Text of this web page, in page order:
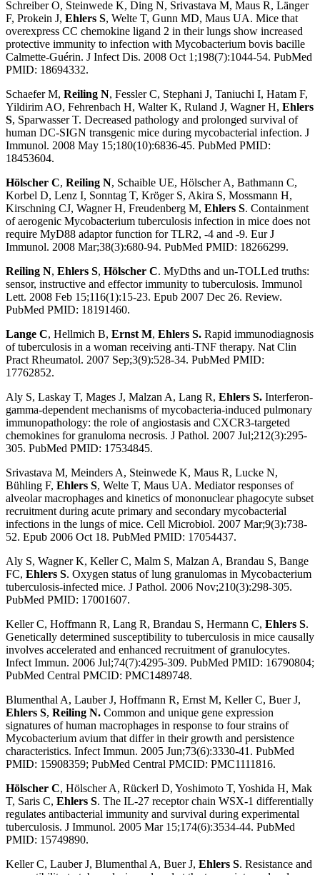
Schreiber O, Steinwede K, Ding N, Srivastava M, Maus R, Länger
F, Prokein J, Ehlers S, Welte T, Gunn MD, Maus UA. Mice that
overexpress CC chemokine ligand 2 in their lungs show increased
protective immunity to infection with Mycobacterium bovis bacille
Calmette-Guérin. J Infect Dis. 2008 Oct 1;198(7):1044-54. PubMed
PMID: 18694332.
Schaefer M, Reiling N, Fessler C, Stephani J, Taniuchi I, Hatam F,
Yildirim AO, Fehrenbach H, Walter K, Ruland J, Wagner H, Ehlers
S, Sparwasser T. Decreased pathology and prolonged survival of
human DC-SIGN transgenic mice during mycobacterial infection. J
Immunol. 2008 May 15;180(10):6836-45. PubMed PMID:
18453604.
Hölscher C, Reiling N, Schaible UE, Hölscher A, Bathmann C,
Korbel D, Lenz I, Sonntag T, Kröger S, Akira S, Mossmann H,
Kirschning CJ, Wagner H, Freudenberg M, Ehlers S. Containment
of aerogenic Mycobacterium tuberculosis infection in mice does not
require MyD88 adaptor function for TLR2, -4 and -9. Eur J
Immunol. 2008 Mar;38(3):680-94. PubMed PMID: 18266299.
Reiling N, Ehlers S, Hölscher C. MyDths and un-TOLLed truths:
sensor, instructive and effector immunity to tuberculosis. Immunol
Lett. 2008 Feb 15;116(1):15-23. Epub 2007 Dec 26. Review.
PubMed PMID: 18191460.
Lange C, Hellmich B, Ernst M, Ehlers S. Rapid immunodiagnosis
of tuberculosis in a woman receiving anti-TNF therapy. Nat Clin
Pract Rheumatol. 2007 Sep;3(9):528-34. PubMed PMID:
17762852.
Aly S, Laskay T, Mages J, Malzan A, Lang R, Ehlers S. Interferon-
gamma-dependent mechanisms of mycobacteria-induced pulmonary
immunopathology: the role of angiostasis and CXCR3-targeted
chemokines for granuloma necrosis. J Pathol. 2007 Jul;212(3):295-
305. PubMed PMID: 17534845.
Srivastava M, Meinders A, Steinwede K, Maus R, Lucke N,
Bühling F, Ehlers S, Welte T, Maus UA. Mediator responses of
alveolar macrophages and kinetics of mononuclear phagocyte subset
recruitment during acute primary and secondary mycobacterial
infections in the lungs of mice. Cell Microbiol. 2007 Mar;9(3):738-
52. Epub 2006 Oct 18. PubMed PMID: 17054437.
Aly S, Wagner K, Keller C, Malm S, Malzan A, Brandau S, Bange
FC, Ehlers S. Oxygen status of lung granulomas in Mycobacterium
tuberculosis-infected mice. J Pathol. 2006 Nov;210(3):298-305.
PubMed PMID: 17001607.
Keller C, Hoffmann R, Lang R, Brandau S, Hermann C, Ehlers S.
Genetically determined susceptibility to tuberculosis in mice causally
involves accelerated and enhanced recruitment of granulocytes.
Infect Immun. 2006 Jul;74(7):4295-309. PubMed PMID: 16790804;
PubMed Central PMCID: PMC1489748.
Blumenthal A, Lauber J, Hoffmann R, Ernst M, Keller C, Buer J,
Ehlers S, Reiling N. Common and unique gene expression
signatures of human macrophages in response to four strains of
Mycobacterium avium that differ in their growth and persistence
characteristics. Infect Immun. 2005 Jun;73(6):3330-41. PubMed
PMID: 15908359; PubMed Central PMCID: PMC1111816.
Hölscher C, Hölscher A, Rückerl D, Yoshimoto T, Yoshida H, Mak
T, Saris C, Ehlers S. The IL-27 receptor chain WSX-1 differentially
regulates antibacterial immunity and survival during experimental
tuberculosis. J Immunol. 2005 Mar 15;174(6):3534-44. PubMed
PMID: 15749890.
Keller C, Lauber J, Blumenthal A, Buer J, Ehlers S. Resistance and